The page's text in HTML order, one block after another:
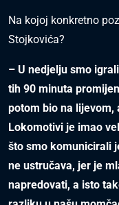
Na kojoj konkretno
Stojkovića?
– U nedjelju smo
tih 90 minuta
potom bio na lijevom,
Lokomotivi je imao
što smo komunicirali
ne ustručava, jer je
napredovati, a isto